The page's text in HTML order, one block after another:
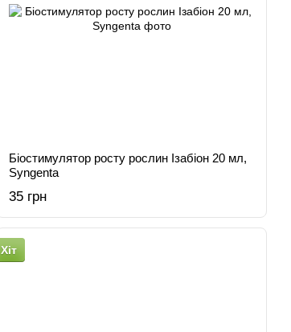
Біостимулятор росту рослин Ізабіон 20 мл,
Syngenta
35 грн
Хіт